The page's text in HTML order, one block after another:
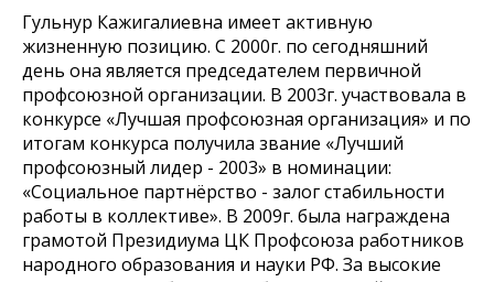
Гульнур Кажигалиевна имеет активную
жизненную позицию. С 2000г. по сегодняшний
день она является председателем первичной
профсоюзной организации. В 2003г. участвовала в
конкурсе «Лучшая профсоюзная организация» и по
итогам конкурса получила звание «Лучший
профсоюзный лидер - 2003» в номинации:
«Социальное партнёрство - залог стабильности
работы в коллективе». В 2009г. была награждена
грамотой Президиума ЦК Профсоюза работников
народного образования и науки РФ. За высокие